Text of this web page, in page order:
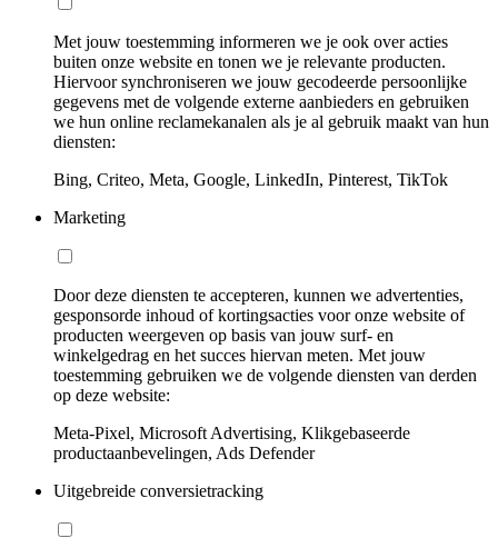
Met jouw toestemming informeren we je ook over acties
buiten onze website en tonen we je relevante producten.
Hiervoor synchroniseren we jouw gecodeerde persoonlijke
gegevens met de volgende externe aanbieders en gebruiken
we hun online reclamekanalen als je al gebruik maakt van hun
diensten:
Bing, Criteo, Meta, Google, LinkedIn, Pinterest, TikTok
Marketing
Door deze diensten te accepteren, kunnen we advertenties,
gesponsorde inhoud of kortingsacties voor onze website of
producten weergeven op basis van jouw surf- en
winkelgedrag en het succes hiervan meten. Met jouw
toestemming gebruiken we de volgende diensten van derden
op deze website:
Meta-Pixel, Microsoft Advertising, Klikgebaseerde
productaanbevelingen, Ads Defender
Uitgebreide conversietracking